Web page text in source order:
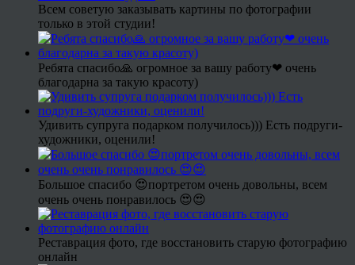
Всем советую заказывать картины по фотографии
только в этой студии!
Ребята спасибо🙏 огромное за вашу работу❤ очень
благодарна за такую красоту)
Удивить супруга подарком получилось))) Есть подруги-
художники, оценили!
Большое спасибо 😍портретом очень довольны, всем
очень очень понравилось 😍😍
Реставрация фото, где восстановить старую фотографию
онлайн